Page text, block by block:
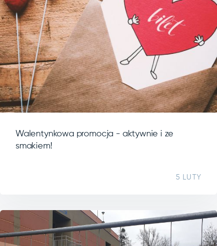
Walentynkowa promocja - aktywnie i ze
smakiem!
5 LUTY